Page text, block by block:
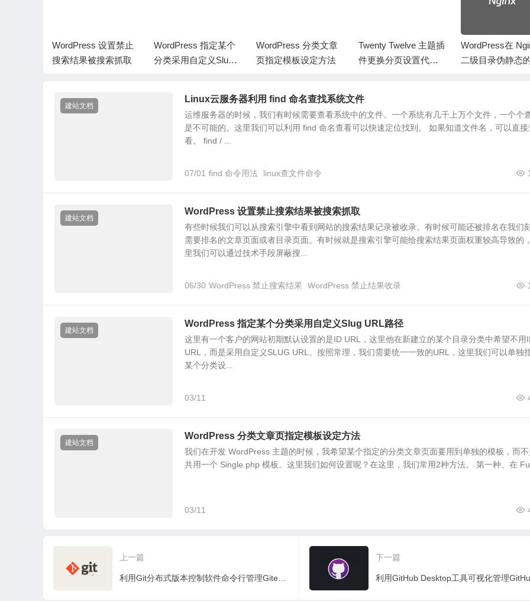
WordPress 设置禁止
搜索结果被搜索抓取
WordPress 指定某个
分类采用自定义Slug
WordPress 分类文章
页指定模板设定方法
Twenty Twelve 主题插
件更换分页设置代码
WordPress在
二级目录伪静态
建站文档
Linux云服务器利用 find 命名查找系统文件
运维服务器的时候，我们有时候需要查看系统中的文件。一个系统有几千上万个文件，一个个
是不可能的。这里我们可以利用 find 命名查看可以快速定位找到。 如果知道文件名，可以直接
看。 find / ...
07/01 find 命令用法 linux查文件命令
建站文档
WordPress 设置禁止搜索结果被搜索抓取
有些时候我们可以从搜索引擎中看到网站的搜索结果记录被收录。有时候可能还被排名在我们
需要排名的文章页面或者目录页面。有时候就是搜索引擎可能给搜索结果页面权重较高导致的
里我们可以通过技术手段屏蔽搜...
06/30 WordPress 禁止搜索结果 WordPress 禁止结果收录
建站文档
WordPress 指定某个分类采用自定义Slug URL路径
这里有一个客户的网站初期默认设置的是ID URL，这里他在新建立的某个目录分类中希望不用
URL，而是采用自定义SLUG URL。按照常理，我们需要统一一致的URL，这里我们可以单独
某个分类设...
03/11
建站文档
WordPress 分类文章页指定模板设定方法
我们在开发 WordPress 主题的时候，我希望某个指定的分类文章页面要用到单独的模板，而不
共用一个 Single.php 模板。这里我们如何设置呢？在这里，我们常用2种方法。 第一种、在
03/11
上一篇
利用Git分布式版本控制软件命令行管理Gitee仓库代码版本
下一篇